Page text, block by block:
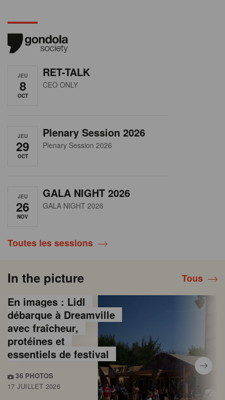
JEU
8
OCT
RET-TALK
CEO ONLY
JEU
29
OCT
Plenary Session 2026
Plenary Session 2026
JEU
26
NOV
GALA NIGHT 2026
GALA NIGHT 2026
Toutes les sessions
In the picture Tous
En images : Lidl
débarque à Dreamville
avec fraîcheur,
protéines et
essentiels de festival
36 PHOTOS
17 JUILLET 2026